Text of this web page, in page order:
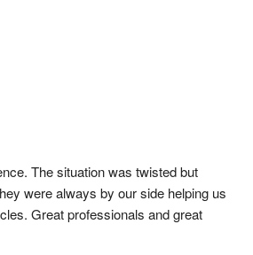
The situation was twisted but
were always by our side helping us
Great professionals and great